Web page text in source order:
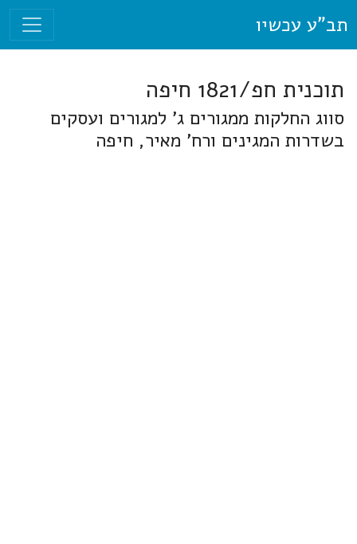
תב"ע עכשיו
תוכנית חפ/1821 חיפה
סווג החלקות ממגורים ג' למגורים ועסקים
בשדרות המגינים ורח' מאיר, חיפה